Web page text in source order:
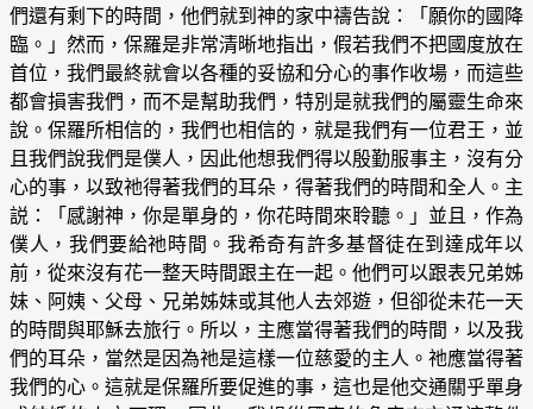
們還有剩下的時間，他們就到神的家中禱告說：「願你的國降
臨。」然而，保羅是非常清晰地指出，假若我們不把國度放在
首位，我們最終就會以各種的妥協和分心的事作收場，而這些
都會損害我們，而不是幫助我們，特別是就我們的屬靈生命來
說。保羅所相信的，我們也相信的，就是我們有一位君王，並
且我們說我們是僕人，因此他想我們得以殷勤服事主，沒有分
心的事，以致祂得著我們的耳朵，得著我們的時間和全人。主
説：「感謝神，你是單身的，你花時間來聆聽。」並且，作為
僕人，我們要給祂時間。我希奇有許多基督徒在到達成年以
前，從來沒有花一整天時間跟主在一起。他們可以跟表兄弟姊
妹、阿姨、父母、兄弟姊妹或其他人去郊遊，但卻從未花一天
的時間與耶穌去旅行。所以，主應當得著我們的時間，以及我
們的耳朵，當然是因為祂是這樣一位慈愛的主人。祂應當得著
我們的心。這就是保羅所要促進的事，這也是他交通關乎單身